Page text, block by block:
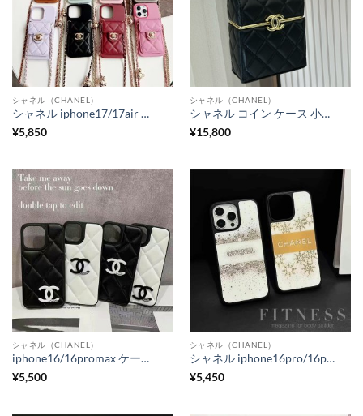
シャネル（CHANEL）
シャネル iphone17/17air ケース ショルダー chanel iphone16/16pro ケース カードケース付き アイフォン15/14/13 携帯ケース 人気 女子 スマホ ショルダー 人気 ブランド
¥5,850
シャネル（CHANEL）
シャネル コイン ケース 小銭入れ chanel リップケース ハイ ブランド ミニポーチ シャネル マトラッセ ミニ ポシェット ショルダー コイン ケース
¥15,800
シャネル（CHANEL）
iphone16/16promax ケース ハイブランド シャネル 携帯ケース chanelパロディ iphone15/15pro ケース シンプル おしゃれ iphone14/13 保護カバー ペア 大人
¥5,500
シャネル（CHANEL）
シャネル iphone16pro/16promax ケース おしゃれ スマホカバー ガラス chanel風 iphone15/15プロ ケース 流行り iphone14/13 ケース ブランド コピー 安全
¥5,450